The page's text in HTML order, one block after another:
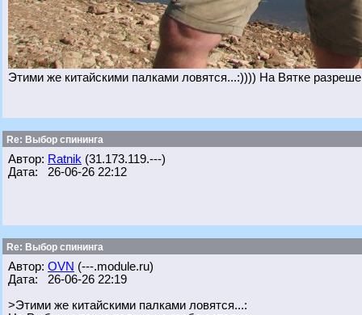
Этими же китайскими палками ловятся...:)))) На Вятке
Re: Выбор спининга
Автор: Ratnik (31.173.119.---)
Дата: 26-06-26 22:12
Re: Выбор спининга
Автор: OVN (---.module.ru)
Дата: 26-06-26 22:19
>Этими же китайскими палками ловятся...: